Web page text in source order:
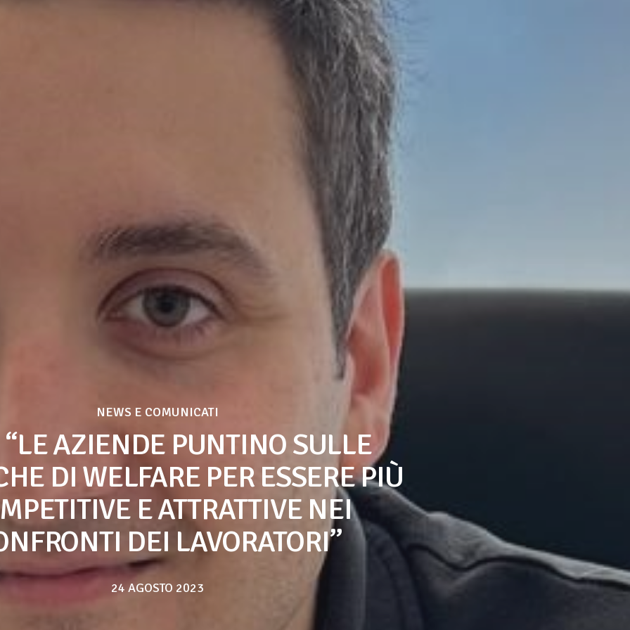
NEWS E COMUNICATI
AZIENDE PUNTINO SULLE
DI WELFARE PER ESSERE PIÙ
E ATTRATTIVE NEI
DEI LAVORATORI”
24 AGOSTO 2023